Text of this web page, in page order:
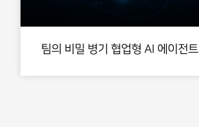
팀의 비밀 병기 협업형 AI 에이전트